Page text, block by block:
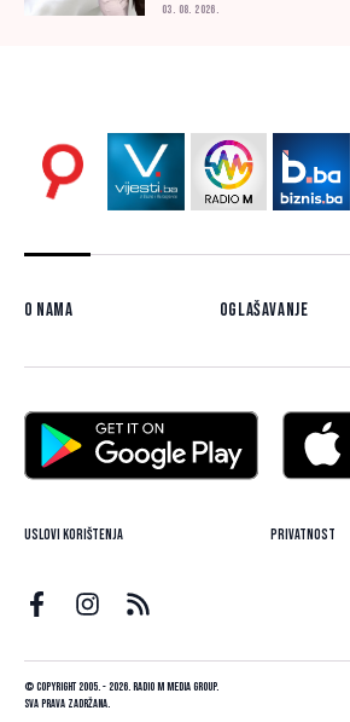
03. 08. 2026.
O nama Oglašavanje
Uslovi korištenja Privatnost
© Copyright 2005. - 2026. Radio M Media Group.
Sva prava zadržana.